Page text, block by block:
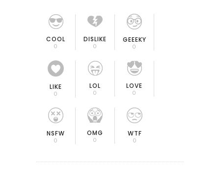
COOL
0
DISLIKE
0
GEEEKY
0
LIKE
0
LOL
0
LOVE
0
NSFW
0
OMG
0
WTF
0